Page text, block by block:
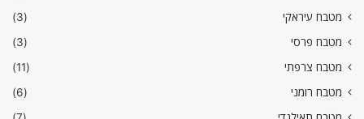
מטבח עיראקי
(3)
מטבח פרסי
(3)
מטבח צרפתי
(11)
מטבח רומני
(6)